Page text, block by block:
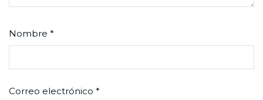
Nombre *
Correo electrónico *